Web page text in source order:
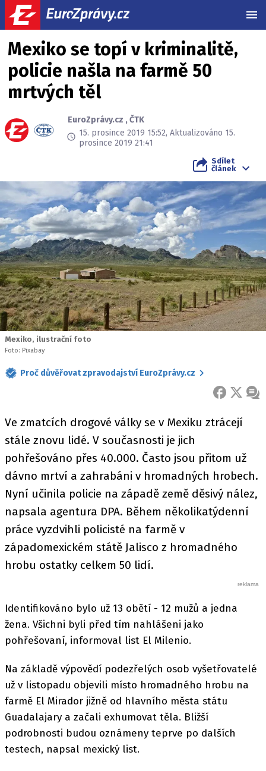
Mexiko se topí v kriminalitě,
policie našla na farmě 50
mrtvých těl
EuroZprávy.cz ,ČTK
15. prosince 2019 15:52, Aktualizováno 15.
prosince 2019 21:41
Sdílet
článek
Mexiko, ilustrační foto
Foto: Pixabay
Proč důvěřovat zpravodajství EuroZprávy.cz
FACEBOOK
X
Ve zmatcích drogové války se v Mexiku ztrácejí
stále znovu lidé. V současnosti je jich
pohřešováno přes 40.000. Často jsou přitom už
dávno mrtví a zahrabáni v hromadných hrobech.
Nyní učinila policie na západě země děsivý nález,
napsala agentura DPA. Během několikatýdenní
práce vyzdvihli policisté na farmě v
západomexickém státě Jalisco z hromadného
hrobu ostatky celkem 50 lidí.
Identifikováno bylo už 13 obětí - 12 mužů a jedna
žena. Všichni byli před tím nahlášeni jako
pohřešovaní, informoval list El Milenio.
Na základě výpovědí podezřelých osob vyšetřovatelé
už v listopadu objevili místo hromadného hrobu na
farmě El Mirador jižně od hlavního města státu
Guadalajary a začali exhumovat těla. Bližší
podrobnosti budou oznámeny teprve po dalších
testech, napsal mexický list.